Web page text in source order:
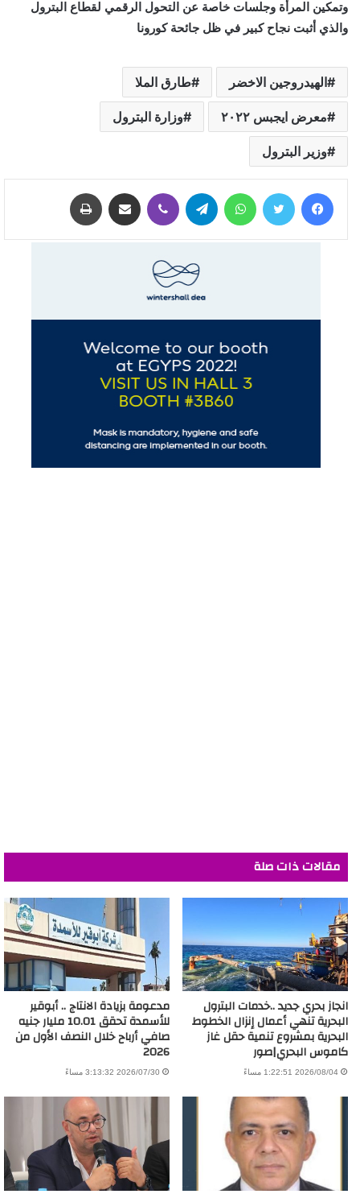
وتمكين المرأة وجلسات خاصة عن التحول الرقمي لقطاع البترول
والذي أثبت نجاح كبير في ظل جائحة كورونا
الهيدروجين الاخضر طارق الملا
معرض ايجبس ٢٠٢٢ وزارة البترول
وزير البترول
فيسبوك تويتر واتساب تيلقرام ڤايبر مشاركة عبر البريد
مقالات ذات صلة
انجاز بحري جديد ..خدمات البترول
البحرية تنهي أعمال إنزال الخطوط
البحرية بمشروع تنمية حقل غاز
كاموس البحري|صور
2026/08/04 1:22:51 مساءً
مدعومة بزيادة الانتاج .. أبوقير
للأسمدة تحقق 10.01 مليار جنيه
صافي أرباح خلال النصف الأول من
2026
2026/07/30 3:13:32 مساءً